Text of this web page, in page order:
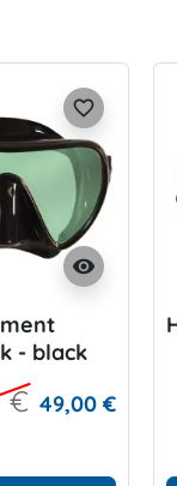
visibility
favorite_border
- black
€ 49,00 €